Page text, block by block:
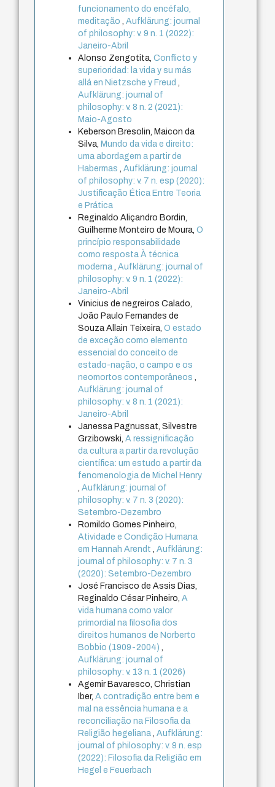
funcionamento do encéfalo,
meditação,Aufklärung: journal
of philosophy: v. 9 n. 1 (2022):
Janeiro-Abril
Alonso Zengotita,Conflicto y
superioridad: la vida y su más
allá en Nietzsche y Freud,
Aufklärung: journal of
philosophy: v. 8 n. 2 (2021):
Maio-Agosto
Keberson Bresolin, Maicon da
Silva, Mundo da vida e direito:
uma abordagem a partir de
Habermas,Aufklärung: journal
of philosophy: v. 7 n. esp (2020):
Justificação Ética Entre Teoria
e Prática
Reginaldo Aliçandro Bordin,
Guilherme Monteiro de Moura,O
princípio responsabilidade
como resposta À técnica
moderna,Aufklärung: journal of
philosophy: v. 9 n. 1 (2022):
Janeiro-Abril
Vinicius de negreiros Calado,
João Paulo Fernandes de
Souza Allain Teixeira,O estado
de exceção como elemento
essencial do conceito de
estado-nação, o campo e os
neomortos contemporâneos,
Aufklärung: journal of
philosophy: v. 8 n. 1 (2021):
Janeiro-Abril
Janessa Pagnussat, Silvestre
Grzibowski,A ressignificação
da cultura a partir da revolução
científica: um estudo a partir da
fenomenologia de Michel Henry
,Aufklärung: journal of
philosophy: v. 7 n. 3 (2020):
Setembro-Dezembro
Romildo Gomes Pinheiro,
Atividade e Condição Humana
em Hannah Arendt,Aufklärung:
journal of philosophy: v. 7 n. 3
(2020): Setembro-Dezembro
José Francisco de Assis Dias,
Reginaldo César Pinheiro,A
vida humana como valor
primordial na filosofia dos
direitos humanos de Norberto
Bobbio (1909-2004),
Aufklärung: journal of
philosophy: v. 13 n. 1 (2026)
Agemir Bavaresco, Christian
Iber,A contradição entre bem e
mal na essência humana e a
reconciliação na Filosofia da
Religião hegeliana,Aufklärung:
journal of philosophy: v. 9 n. esp
(2022): Filosofia da Religião em
Hegel e Feuerbach